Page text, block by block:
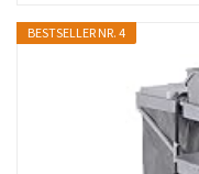
BESTSELLER NR. 4